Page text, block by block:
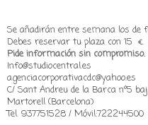
Se añadirán entre semana los de
Debes reservar tu plaza con 15 €.
Pide información sin compromiso.
Info@studiocentral.es
agenciacorporativacdc@yahoo.es
C/ Sant Andreu de la Barca nº5
Martorell (Barcelona)
Tel. 937751528 / Móvil:722244500